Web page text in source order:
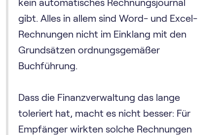
kein automatisches Rechnungsjournal
gibt. Alles in allem sind Word- und Excel-
Rechnungen nicht im Einklang mit den
Grundsätzen ordnungsgemäßer
Buchführung.
Dass die Finanzverwaltung das lange
toleriert hat, macht es nicht besser: Für
Empfänger wirkten solche Rechnungen